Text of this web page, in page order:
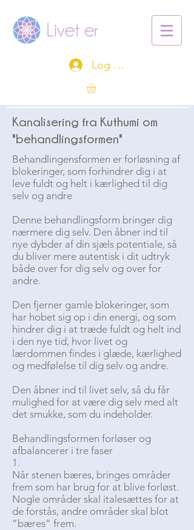
Log ind
Kanalisering fra Kuthumi om
"behandlingsformen"
Behandlingensformen er forløsning af
blokeringer, som forhindrer dig i at
leve fuldt og helt i kærlighed til dig
selv og andre
Denne behandlingsform bringer dig
nærmere dig selv. Den åbner ind til
nye dybder af din sjæls potentiale, så
du bliver mere autentisk i dit udtryk
både over for dig selv og over for
andre.
Den fjerner gamle blokeringer, som
har hobet sig op i din energi, og som
hindrer dig i at træde fuldt og helt ind
i den nye tid, hvor livet og
lærdommen findes i glæde, kærlighed
og medfølelse til dig selv og andre.
Den åbner ind til livet selv, så du får
mulighed for at være dig selv med alt
det smukke, som du indeholder.
Behandlingsformen forløser og
afbalancerer i tre faser
1.
Når stenen bæres, bringes områder
frem som har brug for at blive forløst.
Nogle områder skal italesættes for at
de forstås, andre områder skal blot
”bæres” frem.